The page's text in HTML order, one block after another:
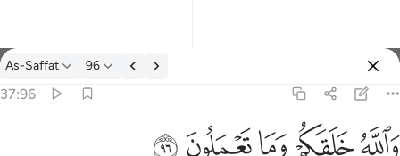
Tafseer: As-Saffat 37:96
As-Saffat 96
37:96
وَٱللَّهُ خَلَقَكُمْ وَمَا تَعْمَلُونَ ٩٦